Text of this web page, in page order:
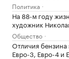
Политика
На 88-м году
художник
Общество
Отличия бензина
Евро-3, Евро-4 и